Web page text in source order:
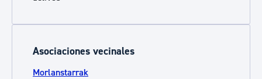
Asociaciones vecinales
Morlanstarrak